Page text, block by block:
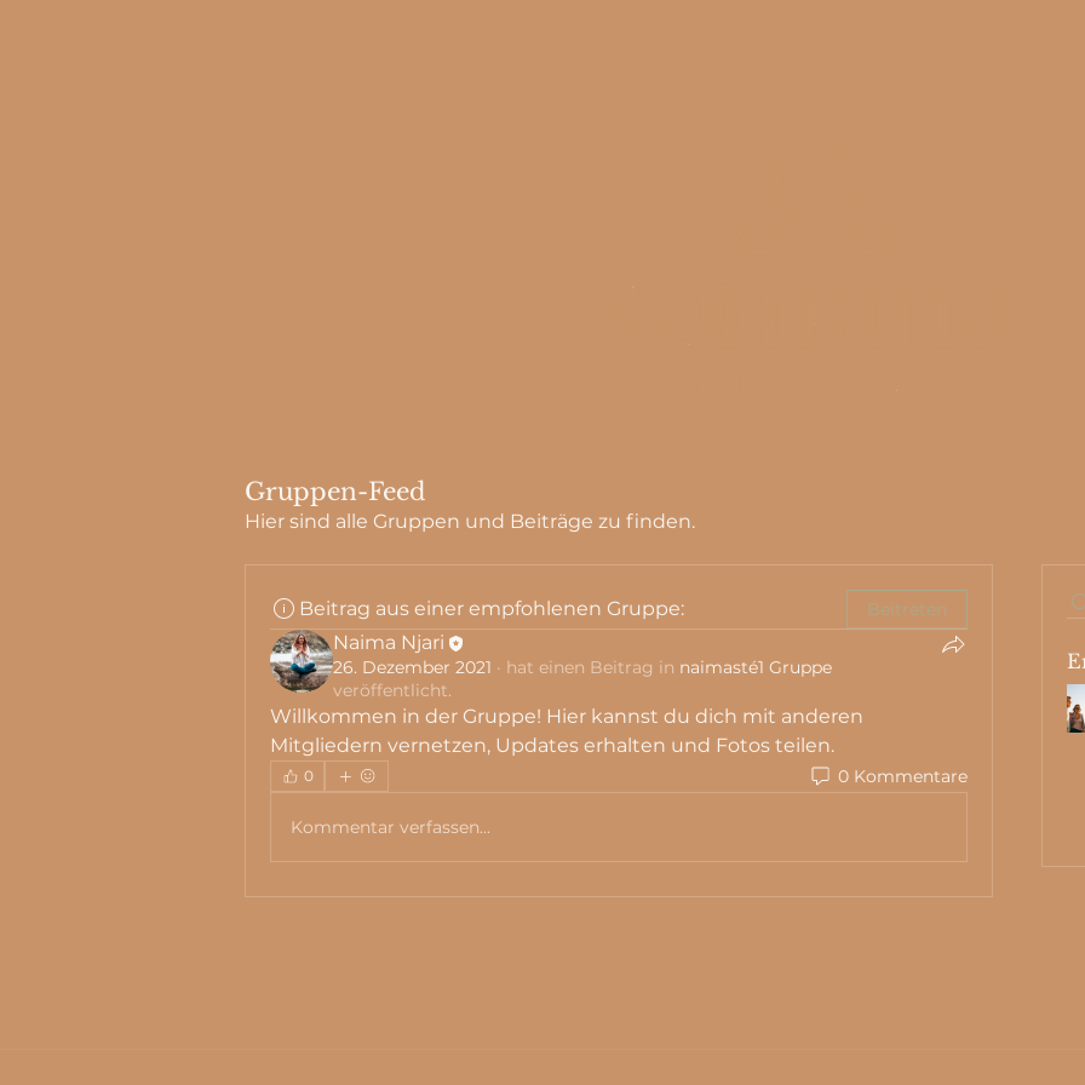
Gruppen-Feed
Hier sind alle Gruppen und Beiträge zu finden.
Beitrag aus einer empfohlenen Gruppe: Beitreten
Naima Njari
26. Dezember 2021 · hat einen Beitrag in naimasté1 Gruppe
veröffentlicht.
Willkommen in der Gruppe! Hier kannst du dich mit anderen
Mitgliedern vernetzen, Updates erhalten und Fotos teilen.
0 0 Kommentare
Kommentar verfassen...